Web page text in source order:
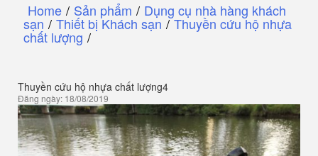
Home / Sản phẩm / Dụng cụ nhà hàng khách
sạn / Thiết bị Khách sạn / Thuyền cứu hộ nhựa
chất lượng /
Thuyền cứu hộ nhựa chất lượng4
Đăng ngày: 18/08/2019